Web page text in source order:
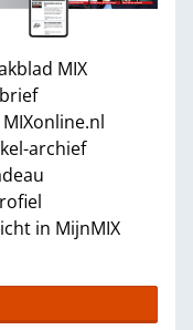
MIX
archief
in MijnMIX